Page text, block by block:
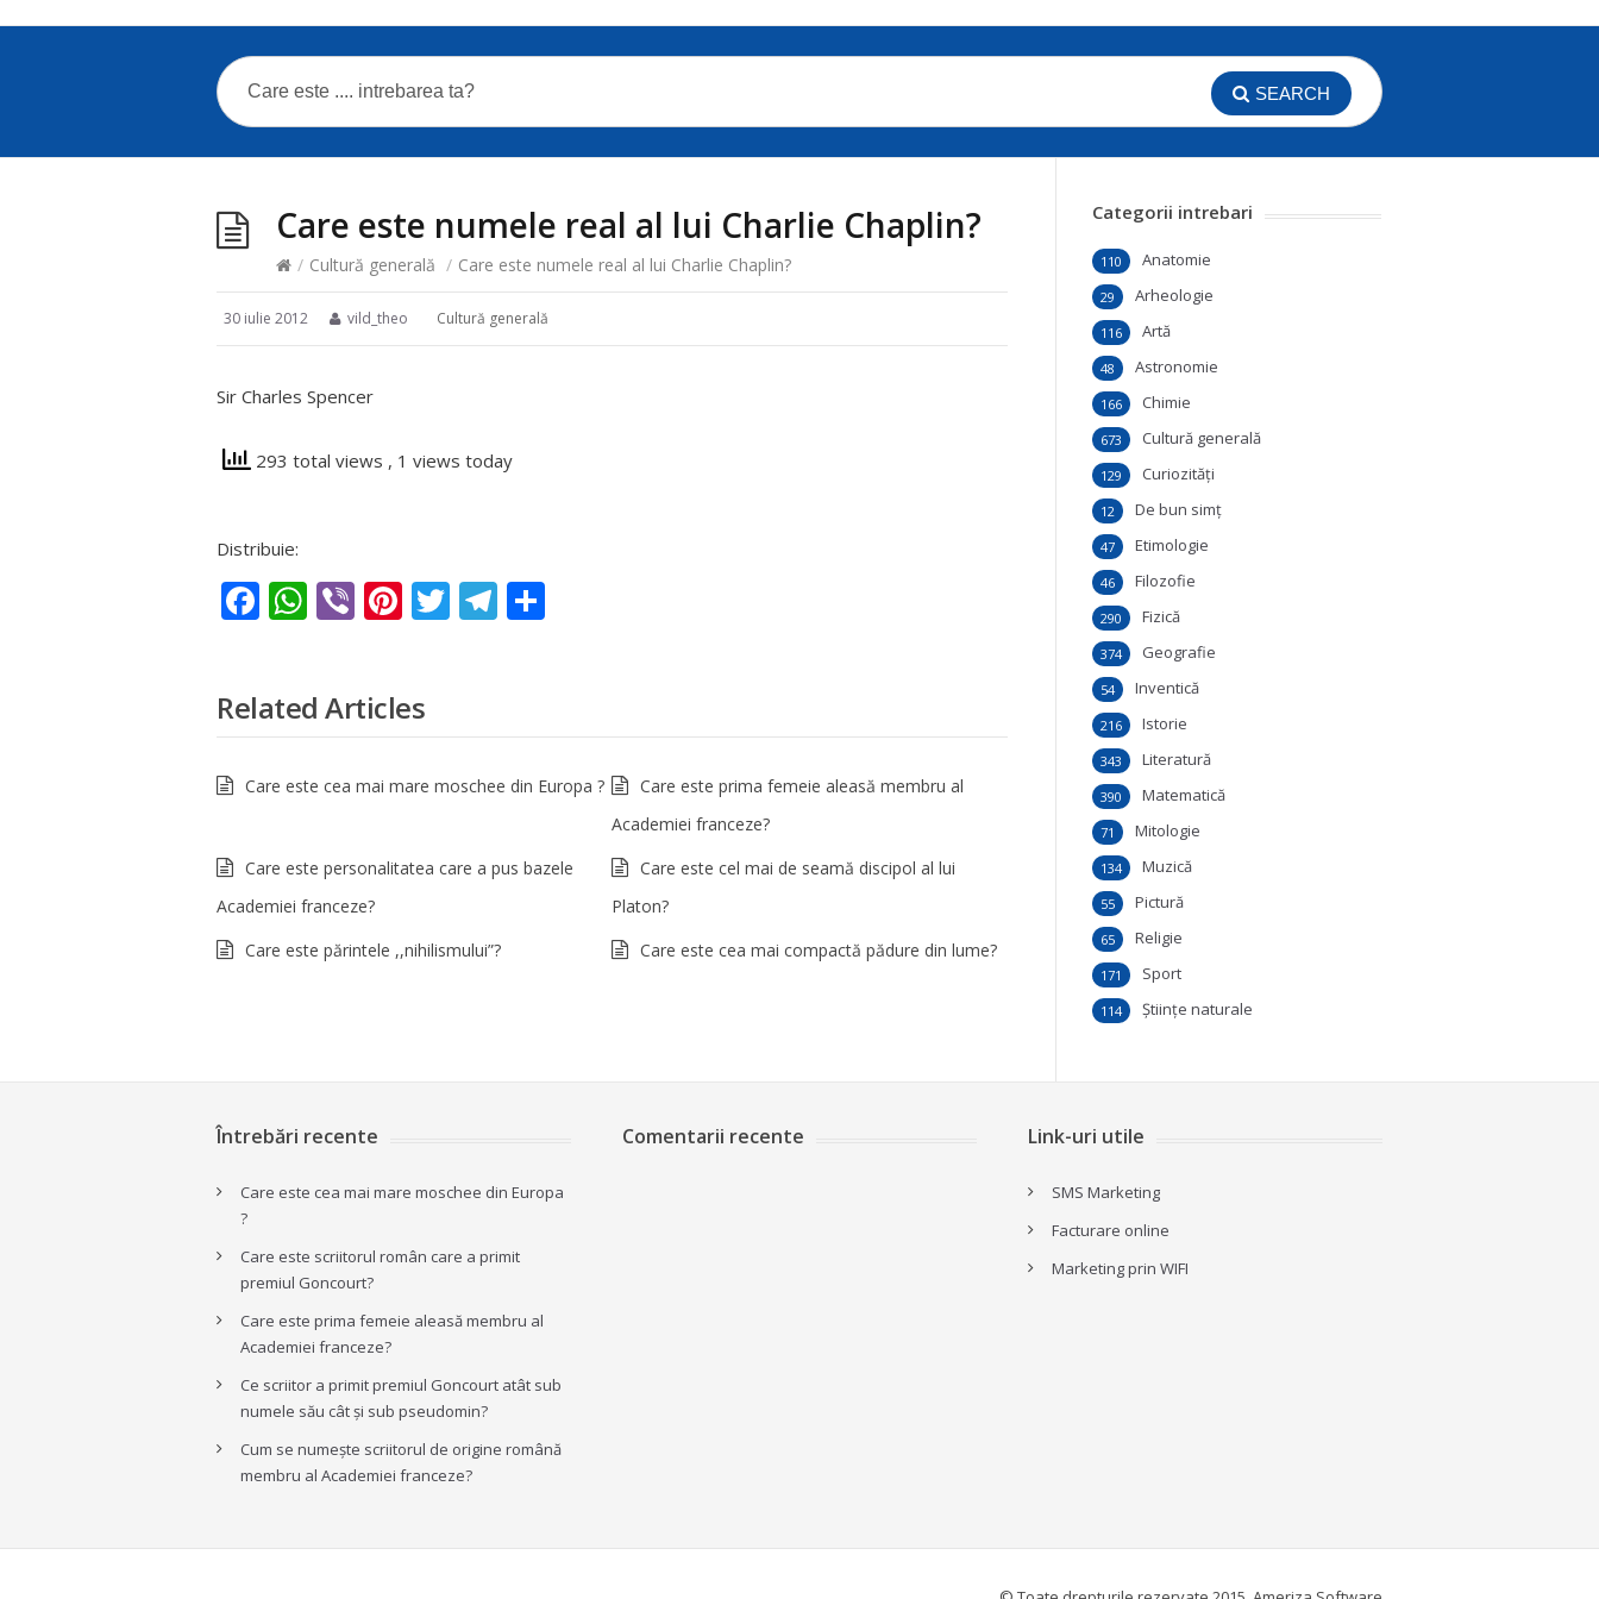
SEARCH
Care este numele real al lui Charlie Chaplin?
/ Cultură generală / Care este numele real al lui Charlie Chaplin?
30 iulie 2012 vild_theo Cultură generală
Sir Charles Spencer
293 total views , 1 views today
Distribuie:
Facebook
WhatsApp
ViberPinterest
TwitterTelegram
Related Articles
Care este cea mai mare moschee din Europa ?
Care este prima femeie aleasă membru al
Academiei franceze?
Care este personalitatea care a pus bazele
Academiei franceze?
Care este cel mai de seamă discipol al lui
Platon?
Care este părintele ,,nihilismului”?
Care este cea mai compactă pădure din lume?
Categorii intrebari
Anatomie
110
Arheologie
29
Artă
116
Astronomie
48
Chimie
166
Cultură generală
673
Curiozităţi
129
De bun simţ
12
Etimologie
47
Filozofie
46
Fizică
290
Geografie
374
Inventică
54
Istorie
216
Literatură
343
Matematică
390
Mitologie
71
Muzică
134
Pictură
55
Religie
65
Sport
171
Ştiinţe naturale
114
Întrebări recente
Care este cea mai mare moschee din Europa
?
Care este scriitorul român care a primit
premiul Goncourt?
Care este prima femeie aleasă membru al
Academiei franceze?
Ce scriitor a primit premiul Goncourt atât sub
numele său cât și sub pseudomin?
Cum se numește scriitorul de origine română
membru al Academiei franceze?
Comentarii recente Link-uri utile
SMS Marketing
Facturare online
Marketing prin WIFI